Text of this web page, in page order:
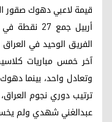
قيمة لاعبي دهوك صقور الجبال 7
أربيل جمع
الفريق الوحيد في
آخر خمس مباريات
ترتيب دوري نجوم
عبدالغني شهدي ولم